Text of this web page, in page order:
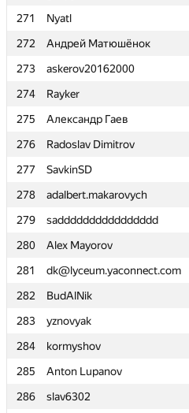
271
Nyatl
272
Андрей Матюшёнок
273
askerov20162000
274
Rayker
275
Александр Гаев
276
Radoslav Dimitrov
277
SavkinSD
278
adalbert.makarovych
279
sadddddddddddddddd
280
Alex Mayorov
281
dk@lyceum.yaconnect.com
282
BudAlNik
283
yznovyak
284
kormyshov
285
Anton Lupanov
286
slav6302
271
Nyatl
272
Андрей Матюшёнок
273
askerov20162000
274
Rayker
275
Александр Гаев
276
Radoslav Dimitrov
277
SavkinSD
278
adalbert.makarovych
279
sadddddddddddddddd
280
Alex Mayorov
281
dk@lyceum.yaconnect.com
282
BudAlNik
283
yznovyak
284
kormyshov
285
Anton Lupanov
286
slav6302